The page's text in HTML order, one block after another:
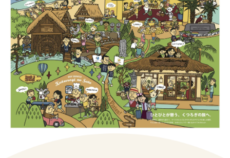
Materials download
資料ダウンロード